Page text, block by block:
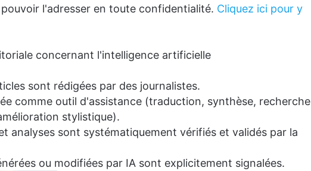
l'adresser en toute confidentialité. Cliquez ici pour y
concernant l'intelligence artificielle
sont rédigées par des journalistes.
comme outil d'assistance (traduction, synthèse, recherche
stylistique).
analyses sont systématiquement vérifiés et validés par la
ou modifiées par IA sont explicitement signalées.